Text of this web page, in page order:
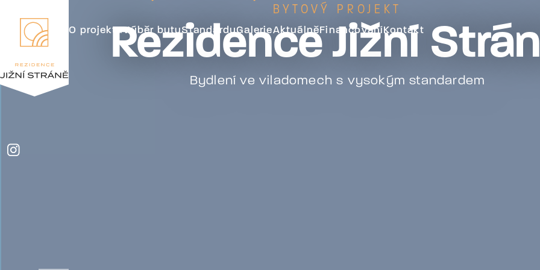
O projektuVýběr bytuStandardyGalerieAktuálně Financování Kontakt
BYTOVÝ PROJEKT
Rezidence Jižní
Bydlení ve viladomech s vysokým standardem